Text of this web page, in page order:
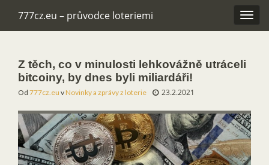
777cz.eu – průvodce loteriemi
Z těch, co v minulosti lehkovážně utráceli
bitcoiny, by dnes byli miliardáři!
Od 777cz.eu vNovinky a zprávy z loterie 23.2.2021